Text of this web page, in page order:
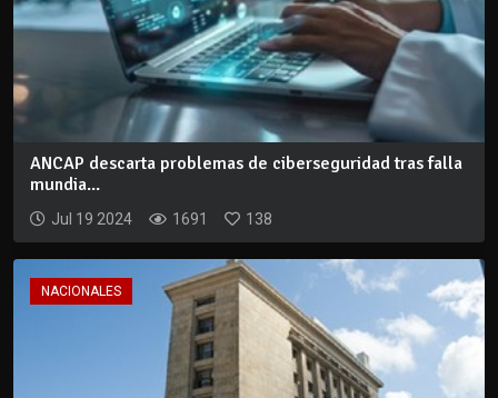
ANCAP descarta problemas de ciberseguridad tras falla
mundia...
Jul 19 2024 1691 138
NACIONALES